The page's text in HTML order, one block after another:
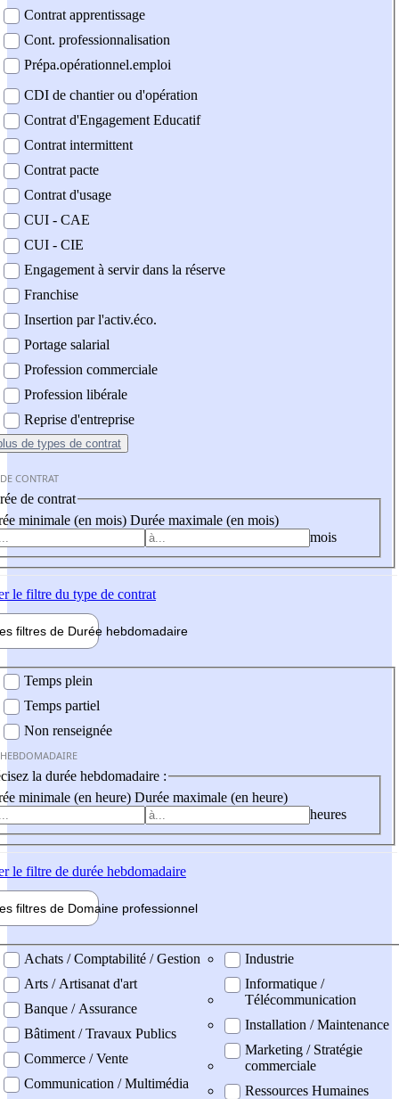
Contrat apprentissage
Cont. professionnalisation
Prépa.opérationnel.emploi
CDI de chantier ou d'opération
Contrat d'Engagement Educatif
Contrat intermittent
Contrat pacte
Contrat d'usage
CUI - CAE
CUI - CIE
Engagement à servir dans la réserve
Franchise
Insertion par l'activ.éco.
Portage salarial
Profession commerciale
Profession libérale
Reprise d'entreprise
de types de contrat
CONTRAT
de contrat
minimale (en mois) Durée maximale (en mois)
mois
le filtre du type de contrat
filtres de Durée hebdomadaire
Temps plein
Temps partiel
Non renseignée
la durée hebdomadaire :
minimale (en heure) Durée maximale (en heure)
heures
le filtre de durée hebdomadaire
filtres de Domaine professionnel
professionel
Achats / Comptabilité / Gestion
Arts / Artisanat d'art
Banque / Assurance
Bâtiment / Travaux Publics
Commerce / Vente
Communication / Multimédia
Industrie
Informatique /
Télécommunication
Installation / Maintenance
Marketing / Stratégie
commerciale
Ressources Humaines